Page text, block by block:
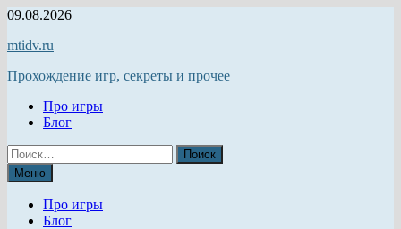
Перейти
содержимому
09.08.2026
mtidv.ru
Прохождение игр, секреты и прочее
Про игры
Блог
Найти:
Меню
Про игры
Блог